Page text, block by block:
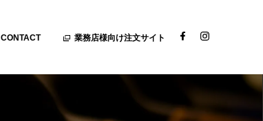
CONTACT 業務店様向け注文サイト